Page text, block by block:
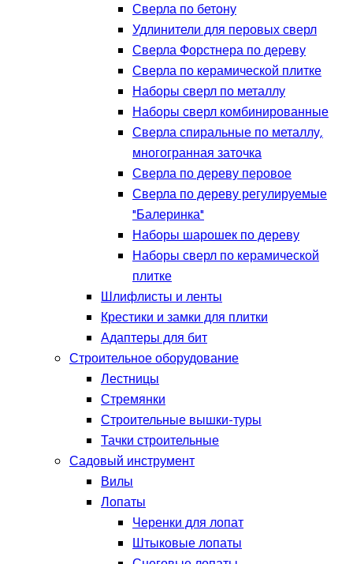
Сверла по бетону
Удлинители для перовых сверл
Сверла Форстнера по дереву
Сверла по керамической плитке
Наборы сверл по металлу
Наборы сверл комбинированные
Сверла спиральные по металлу,
многогранная заточка
Сверла по дереву перовое
Сверла по дереву регулируемые
"Балеринка"
Наборы шарошек по дереву
Наборы сверл по керамической
плитке
Шлифлисты и ленты
Крестики и замки для плитки
Адаптеры для бит
Строительное оборудование
Лестницы
Стремянки
Строительные вышки-туры
Тачки строительные
Садовый инструмент
Вилы
Лопаты
Черенки для лопат
Штыковые лопаты